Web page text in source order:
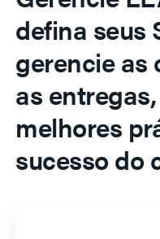
defina seus
gerencie as
as
melhores
sucesso do